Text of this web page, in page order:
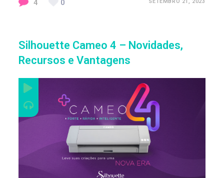
4 0 SETEMBRO 21, 2023
Silhouette Cameo 4 – Novidades,
Recursos e Vantagens